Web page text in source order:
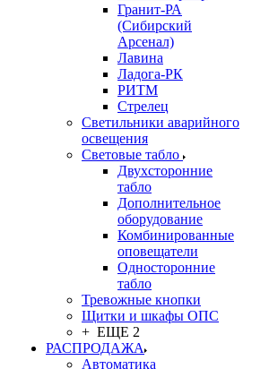
Гранит-РА
(Сибирский
Арсенал)
Лавина
Ладога-РК
РИТМ
Стрелец
Светильники аварийного
освещения
Световые табло
Двухсторонние
табло
Дополнительное
оборудование
Комбинированные
оповещатели
Односторонние
табло
Тревожные кнопки
Щитки и шкафы ОПС
+ ЕЩЕ 2
РАСПРОДАЖА
Автоматика